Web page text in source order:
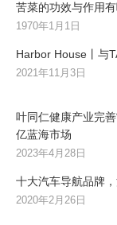
苦菜的功效与作用
1970年1月1日
Harbor House丨与
2021年11月3日
叶同仁健康产业完
亿蓝海市场
2023年4月28日
十大汽车导航品牌
2020年2月26日